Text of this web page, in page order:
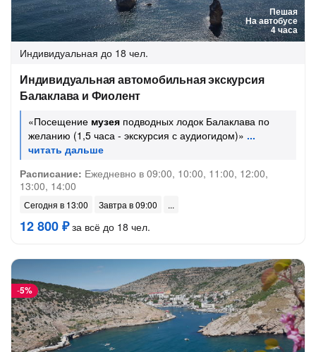
Пешая
На автобусе
4 часа
Индивидуальная до 18 чел.
Индивидуальная автомобильная экскурсия
Балаклава и Фиолент
«Посещение музея подводных лодок Балаклава по
желанию (1,5 часа - экскурсия с аудиогидом)»
Расписание: Ежедневно в 09:00, 10:00, 11:00, 12:00,
13:00, 14:00
Сегодня в 13:00 Завтра в 09:00
12 800 ₽за всё до 18 чел.
-5%